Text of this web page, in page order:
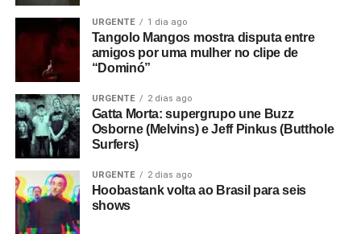
URGENTE 1 dia ago
Tangolo Mangos mostra disputa entre
amigos por uma mulher no clipe de
“Dominó”
URGENTE 2 dias ago
Gatta Morta: supergrupo une Buzz
Osborne (Melvins) e Jeff Pinkus (Butthole
Surfers)
URGENTE 2 dias ago
Hoobastank volta ao Brasil para seis
shows